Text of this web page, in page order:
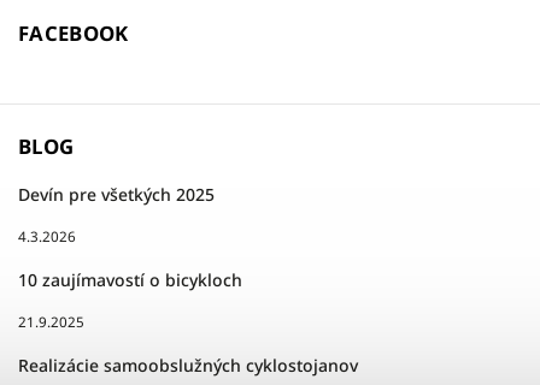
FACEBOOK
BLOG
Devín pre všetkých 2025
4.3.2026
10 zaujímavostí o bicykloch
21.9.2025
Realizácie samoobslužných cyklostojanov